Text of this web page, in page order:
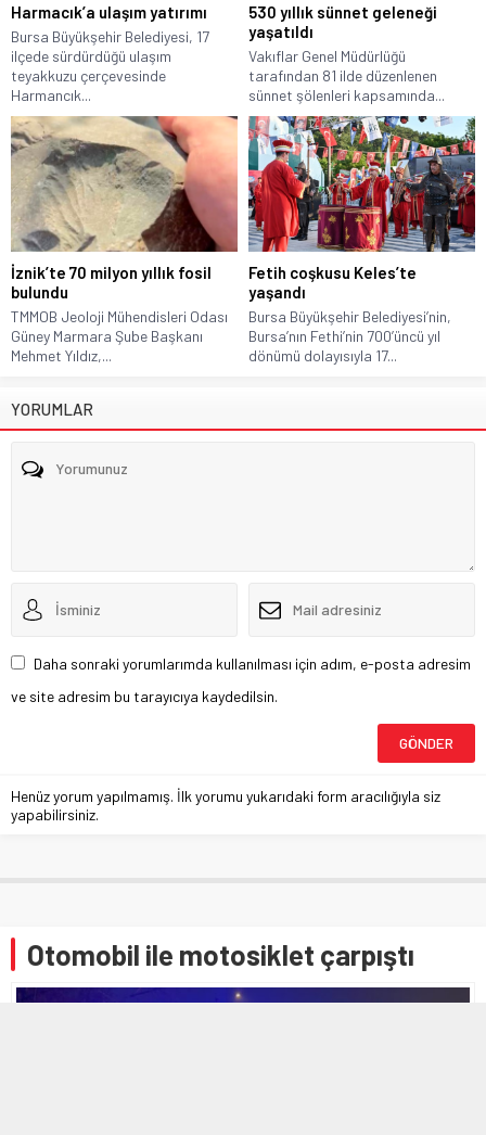
Harmacık’a ulaşım yatırımı
Bursa Büyükşehir Belediyesi, 17
ilçede sürdürdüğü ulaşım
teyakkuzu çerçevesinde
Harmancık...
530 yıllık sünnet geleneği
yaşatıldı
Vakıflar Genel Müdürlüğü
tarafından 81 ilde düzenlenen
sünnet şölenleri kapsamında...
İznik’te 70 milyon yıllık fosil
bulundu
TMMOB Jeoloji Mühendisleri Odası
Güney Marmara Şube Başkanı
Mehmet Yıldız,...
Fetih coşkusu Keles’te
yaşandı
Bursa Büyükşehir Belediyesi’nin,
Bursa’nın Fethi’nin 700’üncü yıl
dönümü dolayısıyla 17...
YORUMLAR
Daha sonraki yorumlarımda kullanılması için adım, e-posta adresim
ve site adresim bu tarayıcıya kaydedilsin.
Henüz yorum yapılmamış. İlk yorumu yukarıdaki form aracılığıyla siz
yapabilirsiniz.
Otomobil ile motosiklet çarpıştı